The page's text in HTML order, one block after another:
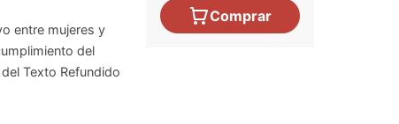
entre mujeres y
del
Texto Refundido
Comprar